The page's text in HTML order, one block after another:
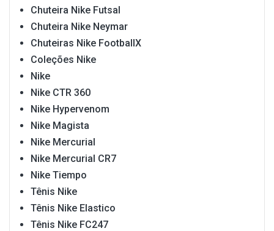
Chuteira Nike Futsal
Chuteira Nike Neymar
Chuteiras Nike FootballX
Coleções Nike
Nike
Nike CTR 360
Nike Hypervenom
Nike Magista
Nike Mercurial
Nike Mercurial CR7
Nike Tiempo
Tênis Nike
Tênis Nike Elastico
Tênis Nike FC247